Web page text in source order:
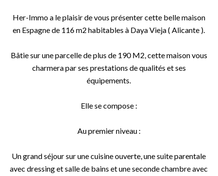
Her-Immo a le plaisir de vous présenter cette belle maison
en Espagne de 116 m2 habitables à Daya Vieja ( Alicante ).
Bâtie sur une parcelle de plus de 190 M2, cette maison vous
charmera par ses prestations de qualités et ses
équipements.
Elle se compose :
Au premier niveau :
Un grand séjour sur une cuisine ouverte, une suite parentale
avec dressing et salle de bains et une seconde chambre avec